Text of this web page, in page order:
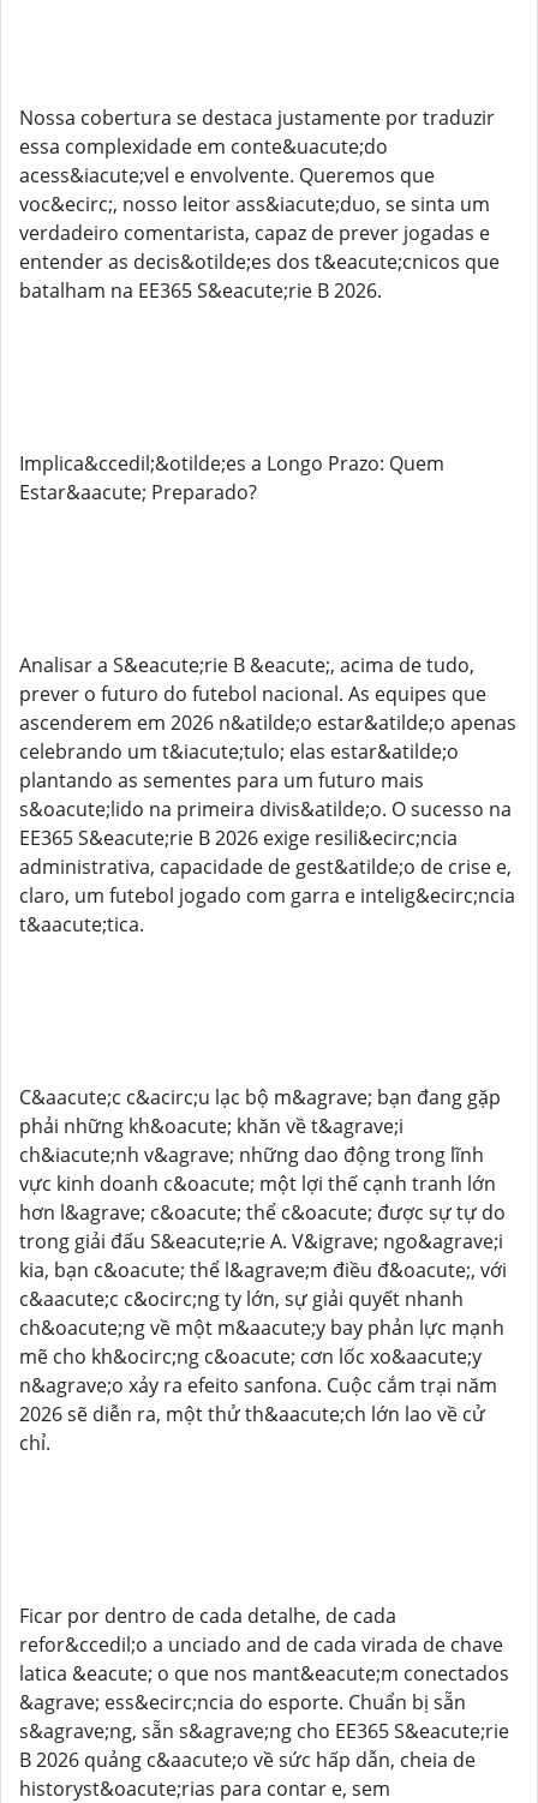
Nossa cobertura se destaca justamente por traduzir
essa complexidade em conte&uacute;do
acess&iacute;vel e envolvente. Queremos que
voc&ecirc;, nosso leitor ass&iacute;duo, se sinta um
verdadeiro comentarista, capaz de prever jogadas e
entender as decis&otilde;es dos t&eacute;cnicos que
batalham na EE365 S&eacute;rie B 2026.
Implica&ccedil;&otilde;es a Longo Prazo: Quem
Estar&aacute; Preparado?
Analisar a S&eacute;rie B &eacute;, acima de tudo,
prever o futuro do futebol nacional. As equipes que
ascenderem em 2026 n&atilde;o estar&atilde;o apenas
celebrando um t&iacute;tulo; elas estar&atilde;o
plantando as sementes para um futuro mais
s&oacute;lido na primeira divis&atilde;o. O sucesso na
EE365 S&eacute;rie B 2026 exige resili&ecirc;ncia
administrativa, capacidade de gest&atilde;o de crise e,
claro, um futebol jogado com garra e intelig&ecirc;ncia
t&aacute;tica.
C&aacute;c c&acirc;u lạc bộ m&agrave; bạn đang gặp
phải những kh&oacute; khăn về t&agrave;i
ch&iacute;nh v&agrave; những dao động trong lĩnh
vực kinh doanh c&oacute; một lợi thế cạnh tranh lớn
hơn l&agrave; c&oacute; thể c&oacute; được sự tự do
trong giải đấu S&eacute;rie A. V&igrave; ngo&agrave;i
kia, bạn c&oacute; thể l&agrave;m điều đ&oacute;, với
c&aacute;c c&ocirc;ng ty lớn, sự giải quyết nhanh
ch&oacute;ng về một m&aacute;y bay phản lực mạnh
mẽ cho kh&ocirc;ng c&oacute; cơn lốc xo&aacute;y
n&agrave;o xảy ra efeito sanfona. Cuộc cắm trại năm
2026 sẽ diễn ra, một thử th&aacute;ch lớn lao về cử
chỉ.
Ficar por dentro de cada detalhe, de cada
refor&ccedil;o a unciado and de cada virada de chave
latica &eacute; o que nos mant&eacute;m conectados
&agrave; ess&ecirc;ncia do esporte. Chuẩn bị sẵn
s&agrave;ng, sẵn s&agrave;ng cho EE365 S&eacute;rie
B 2026 quảng c&aacute;o về sức hấp dẫn, cheia de
historyst&oacute;rias para contar e, sem